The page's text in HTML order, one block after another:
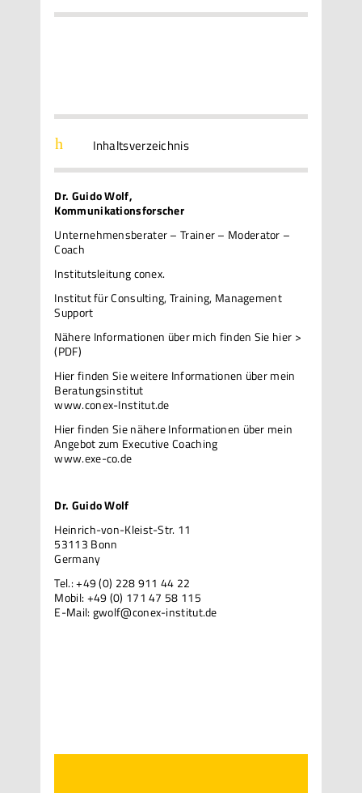
h Inhaltsverzeichnis
Dr. Guido Wolf,
Kommunikationsforscher
Unternehmensberater – Trainer – Moderator –
Coach
Institutsleitung conex.
Institut für Consulting, Training, Management
Support
Nähere Informationen über mich finden Sie hier >
(PDF)
Hier finden Sie weitere Informationen über mein
Beratungsinstitut
www.conex-Institut.de
Hier finden Sie nähere Informationen über mein
Angebot zum Executive Coaching
www.exe-co.de
Dr. Guido Wolf
Heinrich-von-Kleist-Str. 11
53113 Bonn
Germany
Tel.: +49 (0) 228 911 44 22
Mobil: +49 (0) 171 47 58 115
E-Mail:gwolf@conex-institut.de